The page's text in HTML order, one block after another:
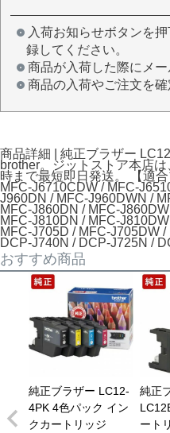
入荷お知らせボタンを
録してください。
商品が入荷した際にメー
商品の入荷やご注文を確
商品詳細 | 純正ブラザー
brother。ジットストア本店
時まで最短即日発送。 【適
MFC-J6710CDW / MFC-
J960DN / MFC-J960DWN /
MFC-J860DN / MFC-
MFC-J810DN / MFC-
MFC-J705D / MFC-J705DW
DCP-J740N / DCP-J725N /
おすすめ商品
純正ブラザー LC12-
4PK 4色パック イン
クカートリッジ
純正
ート